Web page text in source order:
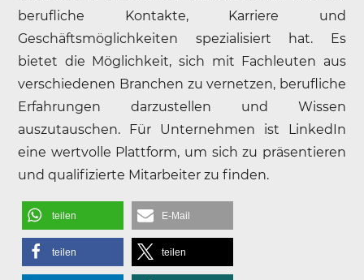
berufliche Kontakte, Karriere und
Geschäftsmöglichkeiten spezialisiert hat. Es
bietet die Möglichkeit, sich mit Fachleuten aus
verschiedenen Branchen zu vernetzen, berufliche
Erfahrungen darzustellen und Wissen
auszutauschen. Für Unternehmen ist LinkedIn
eine wertvolle Plattform, um sich zu präsentieren
und qualifizierte Mitarbeiter zu finden.
teilen E-Mail
teilen teilen